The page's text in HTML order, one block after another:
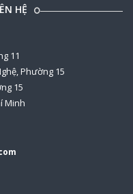
HỆ
11
Phường 15
15
Minh